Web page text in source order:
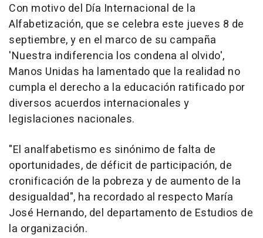
Con motivo del Día Internacional de la
Alfabetización, que se celebra este jueves 8 de
septiembre, y en el marco de su campaña
'Nuestra indiferencia los condena al olvido',
Manos Unidas ha lamentado que la realidad no
cumpla el derecho a la educación ratificado por
diversos acuerdos internacionales y
legislaciones nacionales.
"El analfabetismo es sinónimo de falta de
oportunidades, de déficit de participación, de
cronificación de la pobreza y de aumento de la
desigualdad", ha recordado al respecto María
José Hernando, del departamento de Estudios de
la organización.